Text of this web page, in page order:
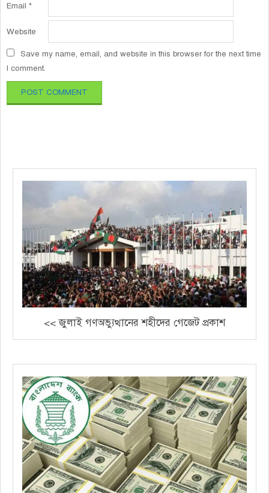
Email *
Website
Save my name, email, and website in this browser for the next time
I comment.
<< জুলাই গণঅভ্যুত্থানের শহীদের গেজেট প্রকাশ